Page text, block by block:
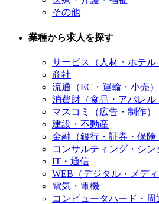
その他
業種から求人を探す
サービス（人材・ホテル
商社
流通（EC・運輸・小売）
消費財（食品・アパレル
マスコミ（広告・制作）
建設・不動産
金融（銀行・証券・保険
コンサルティング・シ
IT・通信
WEB（デジタル・メディ
電気・電機
コンピュータハード・周